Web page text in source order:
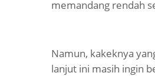
memandang rendah
Namun, kakeknya
lanjut ini masih ingin